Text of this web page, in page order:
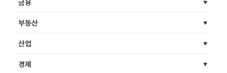
금융
부동산
산업
경제